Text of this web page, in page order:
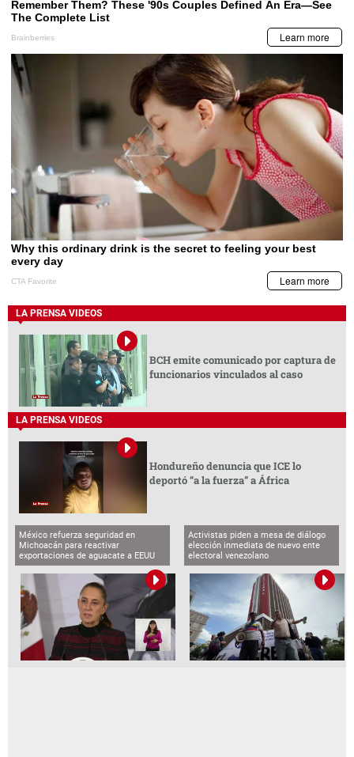
LA PRENSA VIDEOS
BCH emite comunicado por captura de
funcionarios vinculados al caso
LA PRENSA VIDEOS
Hondureño denuncia que ICE lo
deportó “a la fuerza” a África
México refuerza seguridad en
Michoacán para reactivar
exportaciones de aguacate a EEUU
Activistas piden a mesa de diálogo
elección inmediata de nuevo ente
electoral venezolano